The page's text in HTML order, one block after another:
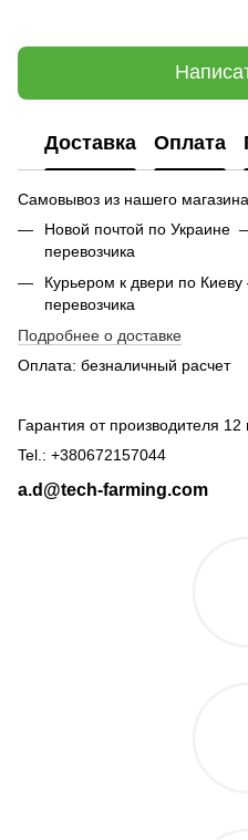
Доставка Оплата
Самовывоз из нашего
Новой почтой по Украине
перевозчика
Курьером к двери по
перевозчика
Подробнее о доставке
Оплата: безналичный расчет
Гарантия от производителя
Tel.: +380672157044
a.d@tech-farming.com